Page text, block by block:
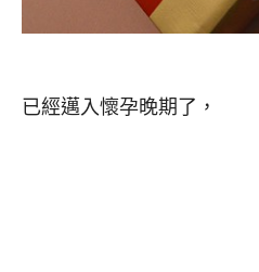
已經邁入懷孕晚期了，